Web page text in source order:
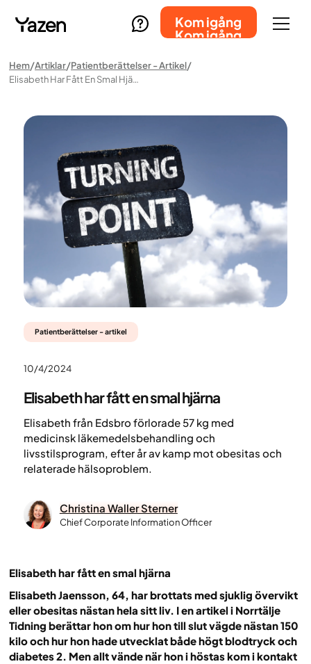
Kom igång
Kom igång
Hem Artiklar Patientberättelser - Artikel
Elisabeth Har Fått En Smal Hjärna
Patientberättelser - artikel
10/4/2024
Elisabeth har fått en smal hjärna
Elisabeth från Edsbro förlorade 57 kg med
medicinsk läkemedelsbehandling och
livsstilsprogram, efter år av kamp mot obesitas och
relaterade hälsoproblem.
Christina Waller Sterner
Chief Corporate Information Officer
Elisabeth har fått en smal hjärna
Elisabeth Jaensson, 64, har brottats med sjuklig övervikt
eller obesitas nästan hela sitt liv. I en artikel i Norrtälje
Tidning berättar hon om hur hon till slut vägde nästan 150
kilo och hur hon hade utvecklat både högt blodtryck och
diabetes 2. Men allt vände när hon i höstas kom i kontakt